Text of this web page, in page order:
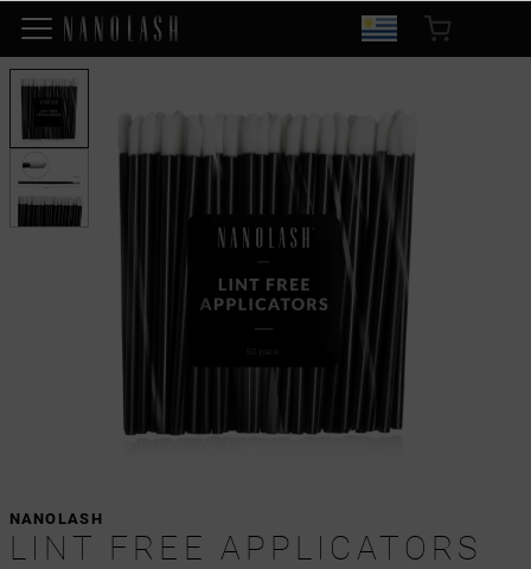
NANOLASH
LINT FREE APPLICATORS